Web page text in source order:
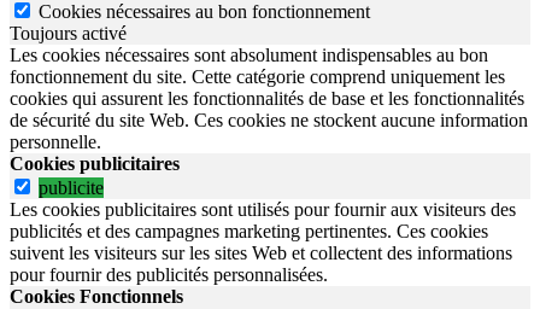
Cookies nécessaires au bon fonctionnement
Toujours activé
Les cookies nécessaires sont absolument indispensables au bon
fonctionnement du site. Cette catégorie comprend uniquement les
cookies qui assurent les fonctionnalités de base et les fonctionnalités
de sécurité du site Web. Ces cookies ne stockent aucune information
personnelle.
Cookies publicitaires
publicite
Les cookies publicitaires sont utilisés pour fournir aux visiteurs des
publicités et des campagnes marketing pertinentes. Ces cookies
suivent les visiteurs sur les sites Web et collectent des informations
pour fournir des publicités personnalisées.
Cookies Fonctionnels